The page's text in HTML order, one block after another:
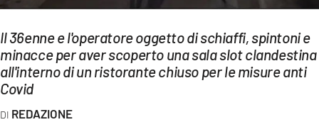
LAC NETWORK
LAC ONAIR
LaC
Il 36enne e l'operatore oggetto di schiaffi, spintoni e
minacce per aver scoperto una sala slot clandestina
all'interno di un ristorante chiuso per le misure anti
Covid
REDAZIONE